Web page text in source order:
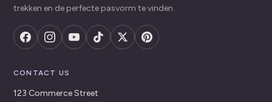
trekken en de perfecte pasvorm te vinden.
CONTACT US
123 Commerce Street